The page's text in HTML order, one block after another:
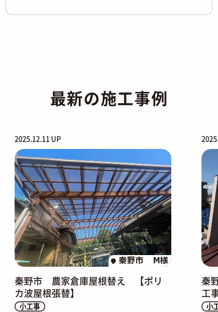
最新の施工事例
2025.12.11 UP
秦野市 M様
秦野市 農家倉庫屋根替え 【ポリ
カ波屋根張替】
小工事
秦
工
小